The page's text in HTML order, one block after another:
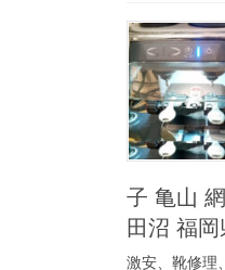
子 亀山
田沼 福
激安、靴修理